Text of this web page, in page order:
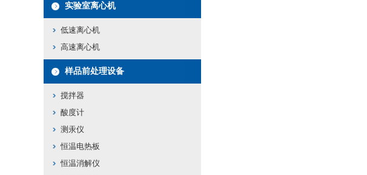
实验室离心机
低速离心机
高速离心机
样品前处理设备
搅拌器
酸度计
测汞仪
恒温电热板
恒温消解仪